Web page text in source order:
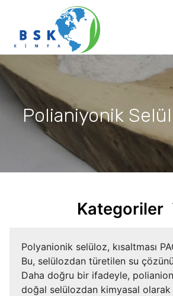
Polianiyonik
Kategoriler
Polyanionik selüloz, kısaltması
Bu, selülozdan türetilen su
Daha doğru bir ifadeyle,
doğal selülozdan kimyasal